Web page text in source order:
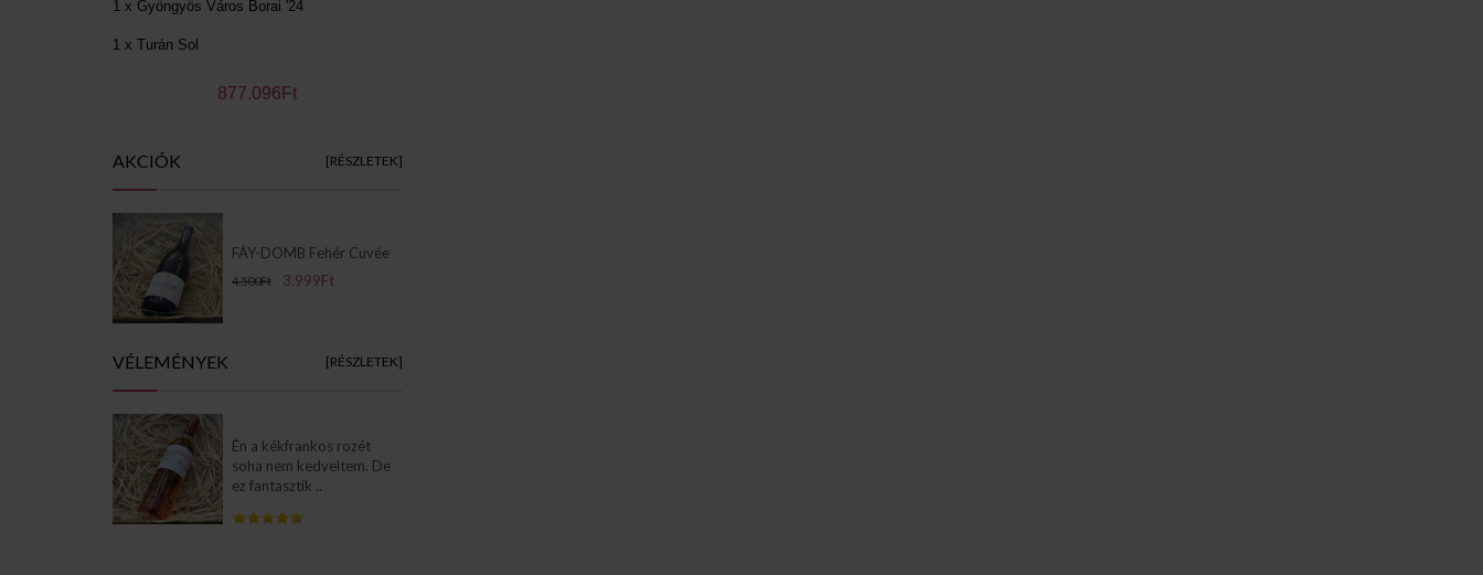
1 x Gyöngyös Város Borai '24
1 x Turán Sol
877.096Ft
AKCIÓK [RÉSZLETEK]
FÁY-DOMB Fehér Cuvée
4.500Ft 3.999Ft
VÉLEMÉNYEK [RÉSZLETEK]
Én a kékfrankos rozét
soha nem kedveltem. De
ez fantasztik ..